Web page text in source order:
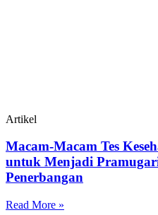
Artikel
Macam-Macam Tes
untuk Menjadi
Penerbangan
Read More »